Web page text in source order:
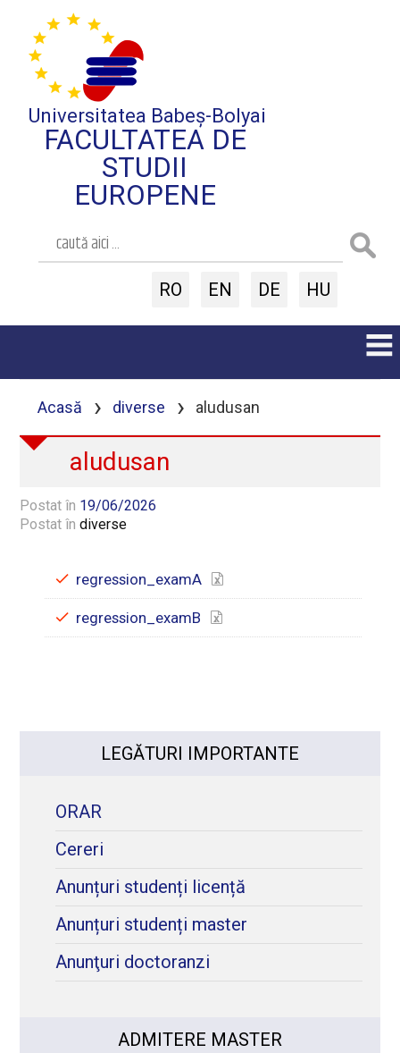
Universitatea Babeș-Bolyai
FACULTATEA DE
STUDII
EUROPENE
RO EN DE HU
Acasă › diverse › aludusan
aludusan
Postat în 19/06/2026
Postat îndiverse
regression_examA
regression_examB
LEGĂTURI IMPORTANTE
ORAR
Cereri
Anunțuri studenți licență
Anunțuri studenți master
Anunţuri doctoranzi
ADMITERE MASTER